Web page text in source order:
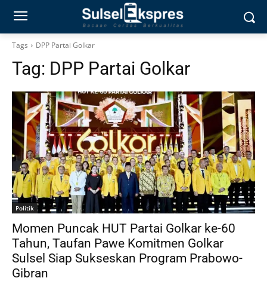
Tags DPP Partai Golkar
Tag: DPP Partai Golkar
Politik
Momen Puncak HUT Partai Golkar ke-60
Tahun, Taufan Pawe Komitmen Golkar
Sulsel Siap Sukseskan Program Prabowo-
Gibran